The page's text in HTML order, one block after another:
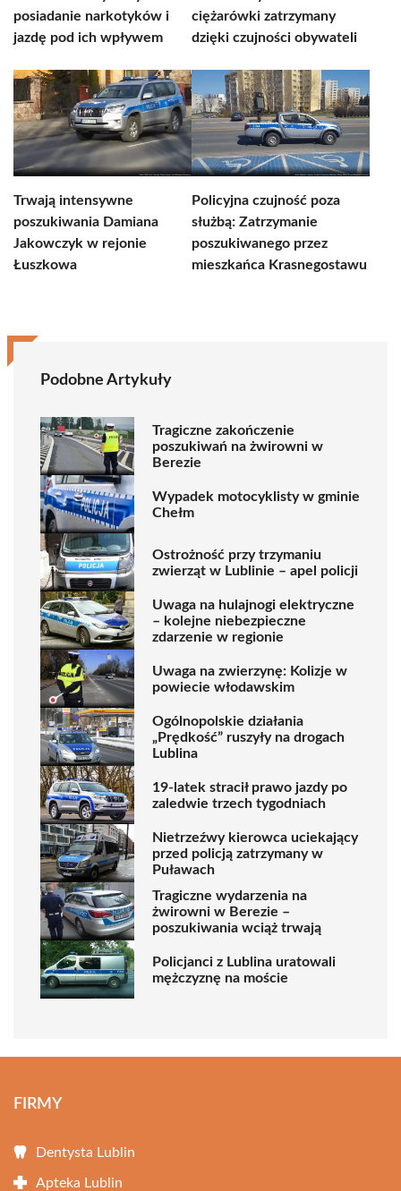
posiadanie narkotyków i
jazdę pod ich wpływem
ciężarówki zatrzymany
dzięki czujności obywateli
Trwają intensywne
poszukiwania Damiana
Jakowczyk w rejonie
Łuszkowa
Policyjna czujność poza
służbą: Zatrzymanie
poszukiwanego przez
mieszkańca Krasnegostawu
Podobne Artykuły
Tragiczne zakończenie
poszukiwań na żwirowni w
Berezie
Wypadek motocyklisty w gminie
Chełm
Ostrożność przy trzymaniu
zwierząt w Lublinie – apel policji
Uwaga na hulajnogi elektryczne
– kolejne niebezpieczne
zdarzenie w regionie
Uwaga na zwierzynę: Kolizje w
powiecie włodawskim
Ogólnopolskie działania
„Prędkość” ruszyły na drogach
Lublina
19-latek stracił prawo jazdy po
zaledwie trzech tygodniach
Nietrzeźwy kierowca uciekający
przed policją zatrzymany w
Puławach
Tragiczne wydarzenia na
żwirowni w Berezie –
poszukiwania wciąż trwają
Policjanci z Lublina uratowali
mężczyznę na moście
FIRMY
Dentysta Lublin
Apteka Lublin